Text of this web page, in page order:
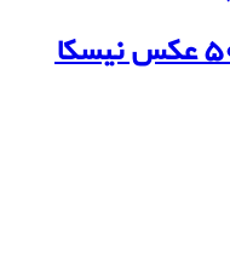
فیلم دستگاه چاپ کارت ۵۰۰ عکس نیسکا